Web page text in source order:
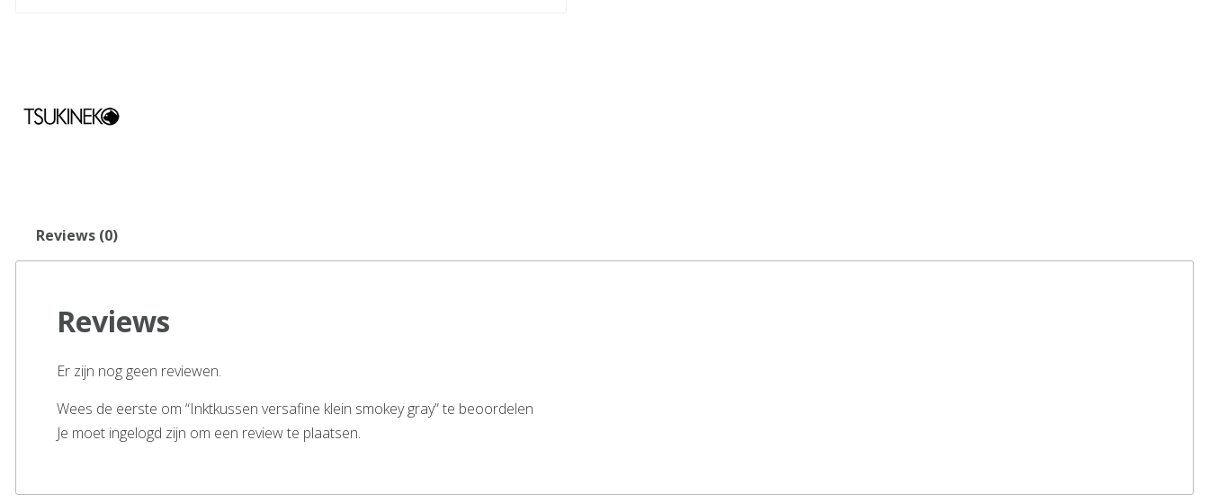
Reviews (0)
Reviews
Er zijn nog geen reviewen.
Wees de eerste om “Inktkussen versafine klein smokey gray” te beoordelen
Je moet ingelogd zijn om een review te plaatsen.